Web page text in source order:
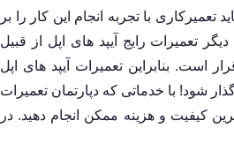
با تجربه انجام این کار را بر
تعمیرات رایج آیپد های اپل از قبیل
است. بنابراین تعمیرات آیپد های اپل
شود! با خدماتی که دپارتمان تعمیرات
کیفیت و هزینه ممکن انجام دهید. در